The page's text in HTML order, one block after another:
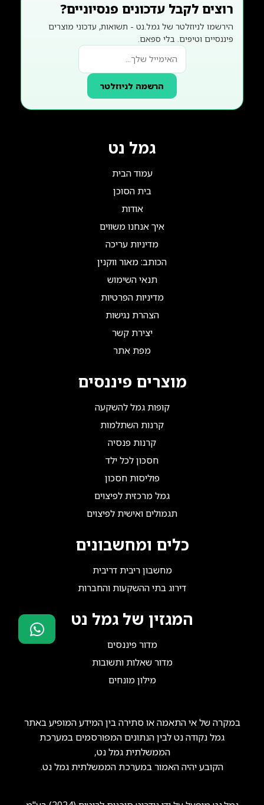
רוצים לקבל עדכונים פנסיוניים?
הירשמו לניוזלטר של גמל.נט - תשואות, עדכוני מוצרים
פיננסיים וטיפים. בלי ספאם.
הרשמה לניוזלטר
גמל נט
עמוד הבית
בית הסוכן
אודות
איך אנחנו משווים
מדיניות עריכה
הכותב: מאור ווקנין
תנאי השימוש
מדיניות הפרטיות
הצהרת נגישות
יצירת קשר
מפת אתר
מוצרים פיננסים
קופות גמל להשקעה
קרנות השתלמות
קרנות פנסיה
חסכון לכל ילד
פוליסות חסכון
גמל מרכזית לפיצוים
תגמולים ואישית לפיצוים
כלים ומחשבונים
מחשבון ריבית דריבית
דירוג בתי ההשקעות והחברות
המגזין של גמל נט
מדור פיננסים
מדור שאלות ותשובות
מילון מונחים
במקרה של אי התאמה או סתירה בין המידע המופיע באתר
גמל נקודה נט לבין הנתונים המפורסמים במערכת
הממשלתית גמל נט,
הקובע יהיה האמור במערכת הממשלתית גמל נט.